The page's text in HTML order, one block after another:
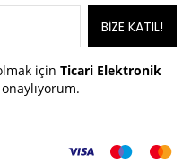
BİZE KATIL!
için Ticari Elektronik